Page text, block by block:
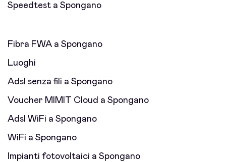
Speedtest a Spongano
Fibra FWA a Spongano
Luoghi
Adsl senza fili a Spongano
Voucher MIMIT Cloud a Spongano
Adsl WiFi a Spongano
WiFi a Spongano
Impianti fotovoltaici a Spongano